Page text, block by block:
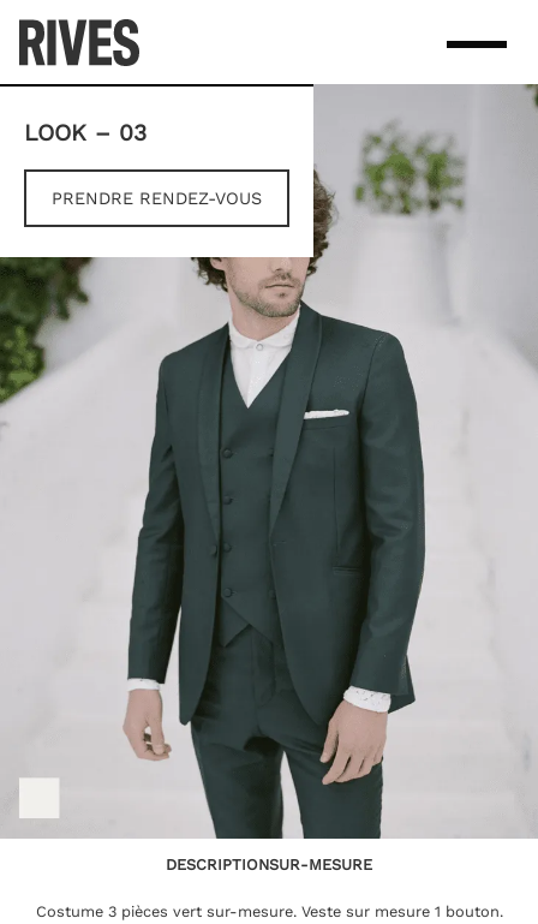
content
LOOK – 03
PRENDRE RENDEZ-VOUS
DESCRIPTIONSUR-MESURE
Costume 3 pièces vert sur-mesure. Veste sur mesure 1 bouton.